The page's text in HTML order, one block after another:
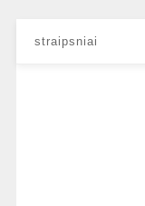
straipsniai